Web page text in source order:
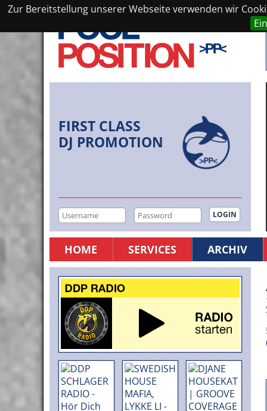
Zur Bereitstellung unserer Webseite verwenden wir
FIRST CLASS
DJ PROMOTION
HOME SERVICES ARCHIV